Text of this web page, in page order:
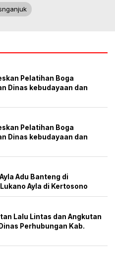
Pelatihan Boga
Dinas kebudayaan dan
Pelatihan Boga
Dinas kebudayaan dan
Adu Banteng di
Ayla di Kertosono
Lalu Lintas dan Angkutan
Perhubungan Kab.